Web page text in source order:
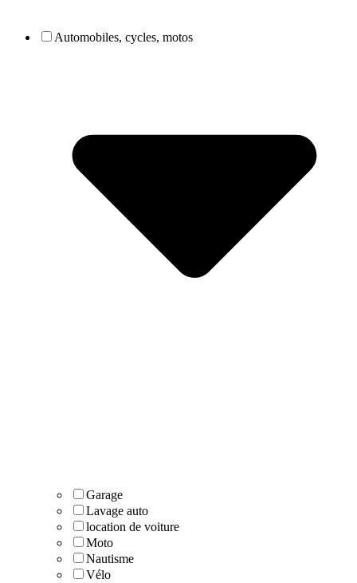
Automobiles, cycles, motos
Garage
Lavage auto
location de voiture
Moto
Nautisme
Vélo